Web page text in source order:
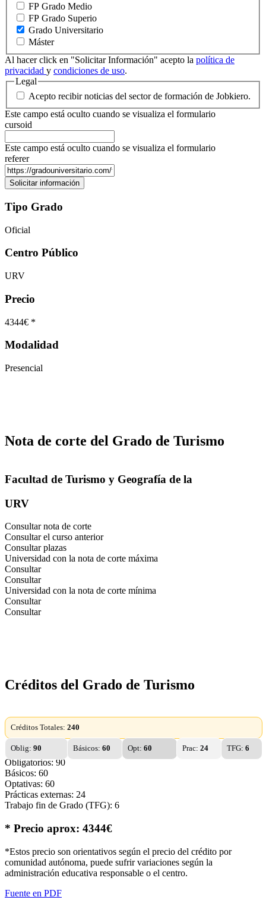
FP Grado Medio
FP Grado Superio
Grado Universitario
Máster
Al hacer click en "Solicitar Información" acepto la política de
privacidad y condiciones de uso.
Legal
Acepto recibir noticias del sector de formación de Jobkiero.
Este campo está oculto cuando se visualiza el formulario
cursoid
Este campo está oculto cuando se visualiza el formulario
referer
Tipo Grado
Oficial
Centro Público
URV
Precio
4344€ *
Modalidad
Presencial
Nota de corte del Grado de Turismo
Facultad de Turismo y Geografía de la
URV
Consultar nota de corte
Consultar el curso anterior
Consultar plazas
Universidad con la nota de corte máxima
Consultar
Consultar
Universidad con la nota de corte mínima
Consultar
Consultar
Créditos del Grado de Turismo
Créditos Totales: 240
Oblig: 90 Básicos:60 Opt:60 Prac: 24 TFG:6
Obligatorios: 90
Básicos: 60
Optativas: 60
Prácticas externas: 24
Trabajo fin de Grado (TFG): 6
* Precio aprox: 4344€
*Estos precio son orientativos según el precio del crédito por
comunidad autónoma, puede sufrir variaciones según la
administración educativa responsable o el centro.
Fuente en PDF